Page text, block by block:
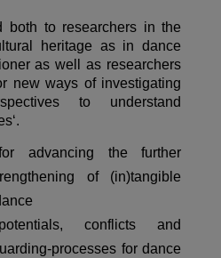
both to researchers in the
heritage as in dance
as well as researchers
new ways of investigating
to understand
advancing the further
of (in)tangible
conflicts and
processes for dance